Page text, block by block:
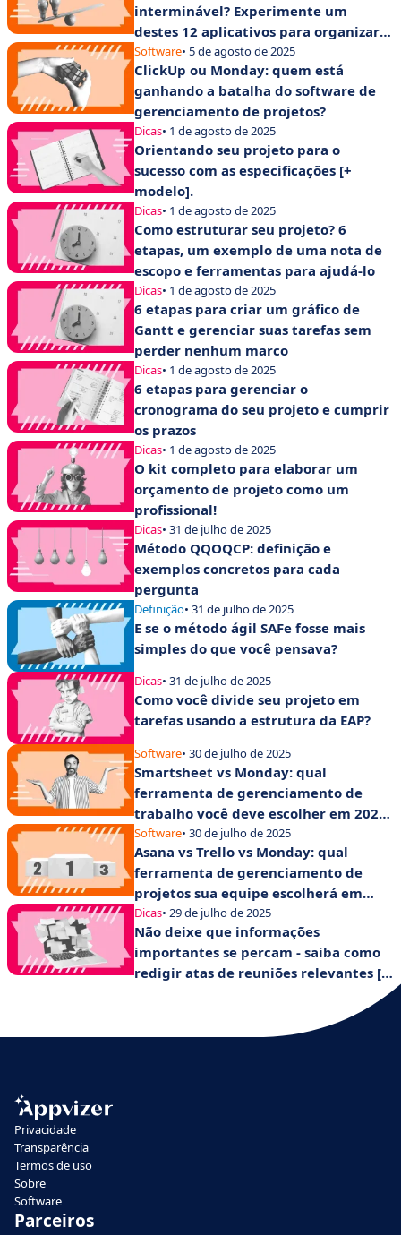
interminável? Experimente um
destes 12 aplicativos para organizar
suas tarefas
Software• 5 de agosto de 2025
ClickUp ou Monday: quem está
ganhando a batalha do software de
gerenciamento de projetos?
Dicas• 1 de agosto de 2025
Orientando seu projeto para o
sucesso com as especificações [+
modelo].
Dicas• 1 de agosto de 2025
Como estruturar seu projeto? 6
etapas, um exemplo de uma nota de
escopo e ferramentas para ajudá-lo
Dicas• 1 de agosto de 2025
6 etapas para criar um gráfico de
Gantt e gerenciar suas tarefas sem
perder nenhum marco
Dicas• 1 de agosto de 2025
6 etapas para gerenciar o
cronograma do seu projeto e cumprir
os prazos
Dicas• 1 de agosto de 2025
O kit completo para elaborar um
orçamento de projeto como um
profissional!
Dicas• 31 de julho de 2025
Método QQOQCP: definição e
exemplos concretos para cada
pergunta
Definição• 31 de julho de 2025
E se o método ágil SAFe fosse mais
simples do que você pensava?
Dicas• 31 de julho de 2025
Como você divide seu projeto em
tarefas usando a estrutura da EAP?
Software• 30 de julho de 2025
Smartsheet vs Monday: qual
ferramenta de gerenciamento de
trabalho você deve escolher em 2025
para aumentar a produtividade de
suas equipes?
Software• 30 de julho de 2025
Asana vs Trello vs Monday: qual
ferramenta de gerenciamento de
projetos sua equipe escolherá em
2025?
Dicas• 29 de julho de 2025
Não deixe que informações
importantes se percam - saiba como
redigir atas de reuniões relevantes [+
Privacidade
Transparência
Termos de uso
Sobre
Software
Parceiros